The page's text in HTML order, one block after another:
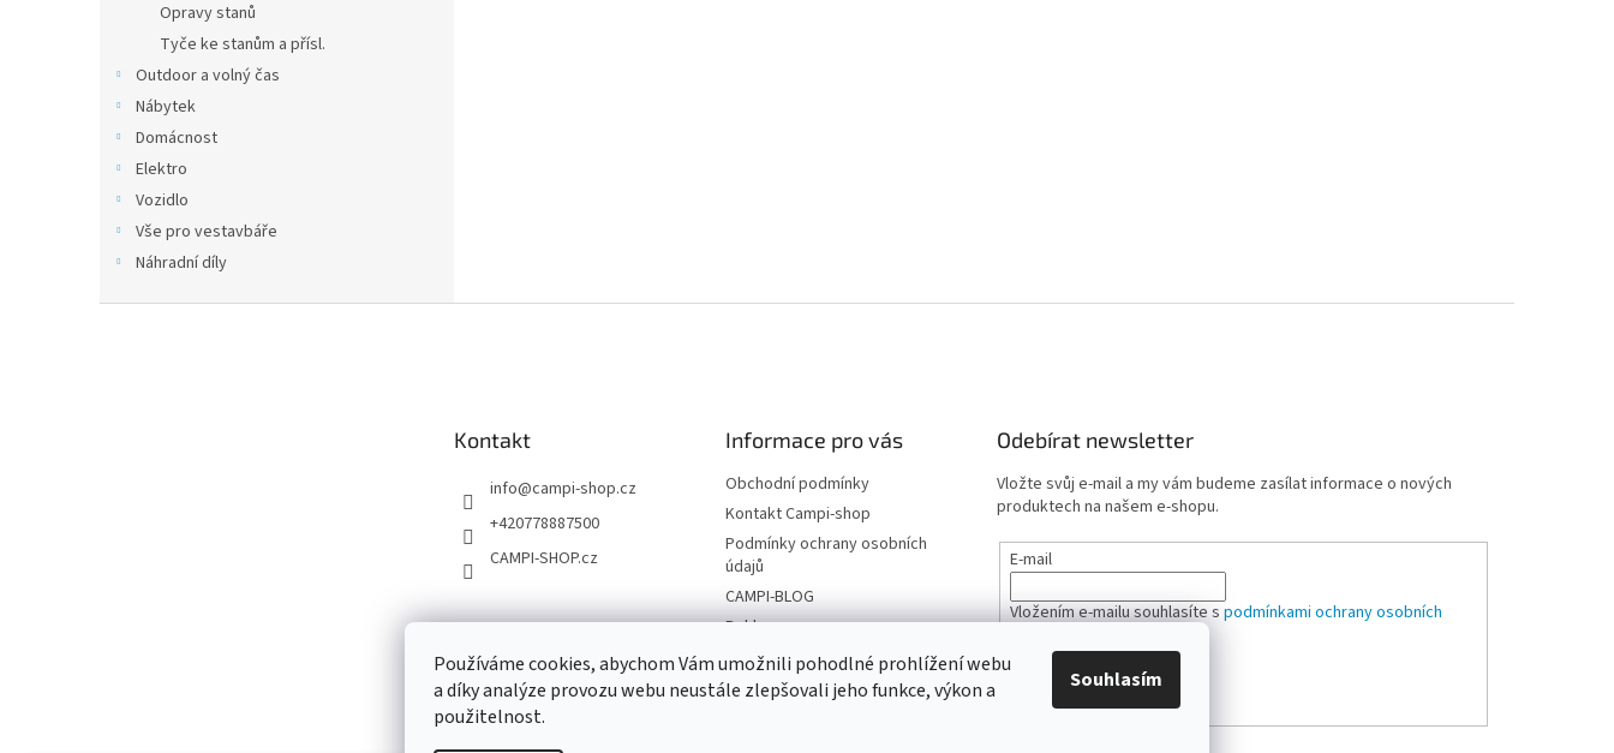
Používáme cookies, abychom Vám umožnili pohodlné prohlížení webu
a díky analýze provozu webu neustále zlepšovali jeho funkce, výkon a
použitelnost.
Souhlasím
Opravy stanů
Tyče ke stanům a přísl.
Outdoor a volný čas
Nábytek
Domácnost
Elektro
Vozidlo
Vše pro vestavbáře
Náhradní díly
Kontakt
info@campi-shop.cz
+420778887500
CAMPI-SHOP.cz
Informace pro vás
Obchodní podmínky
Kontakt Campi-shop
Podmínky ochrany osobních
údajů
CAMPI-BLOG
Reklamace
Vrácení zboží
Odebírat newsletter
Vložte svůj e-mail a my vám budeme zasílat informace o nových
produktech na našem e-shopu.
E-mail
Vložením e-mailu souhlasíte spodmínkami ochrany osobních
PŘIHLÁSIT SE